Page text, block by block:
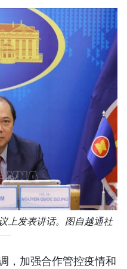
上发表讲话。图自越通社
，加强合作管控疫情和